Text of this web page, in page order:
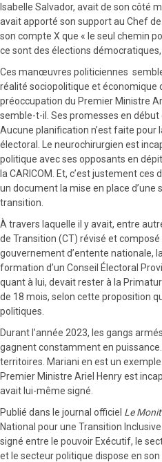
Isabelle Salvador, avait de son côté
avait apporté son support au Chef
son compte X que « le seul chemin
ce sont des élections
Ces manœuvres politiciennes
réalité sociopolitique et économique
préoccupation du Premier Ministre
semble-t-il. Ses promesses en début
Aucune planification n’est faite pour
électoral. Le neurochirurgien est
politique avec ses opposants en
la CARICOM. Et, c’est justement
un document la mise en place
transition.
À travers laquelle il y avait, entre
de Transition (CT) révisé et
gouvernement d’entente nationale,
formation d’un Conseil Électoral
quant à lui, devait rester à la
de 18 mois, selon cette proposition
politiques.
Durant l’année 2023, les gangs
gagnent constamment en puissance.
territoires. Mariani en est un
Premier Ministre Ariel Henry est
avait lui-même signé.
Publié dans le journal officiel Le
National pour une Transition
signé entre le pouvoir Exécutif, le
et le secteur politique dispose en